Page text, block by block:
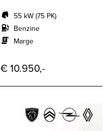
55 kW (75 PK)
Benzine
Marge
€ 10.950,-